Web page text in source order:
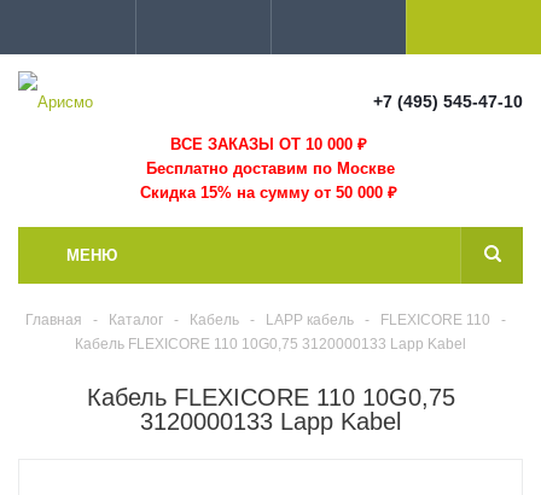
+7 (495) 545-47-10
ВСЕ ЗАКАЗЫ ОТ 10 000₽
Бесплатно доставим по Москве
Скидка 15% на сумму от 50 000 ₽
МЕНЮ
Главная - Каталог - Кабель - LAPP кабель - FLEXICORE 110
-
Кабель FLEXICORE 110 10G0,75 3120000133 Lapp Kabel
Кабель FLEXICORE 110 10G0,75
3120000133 Lapp Kabel